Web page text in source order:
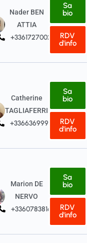
Nader BEN
ATTIA
+33617270026
Sa
bio
RDV
d'info
Catherine
TAGLIAFERRI
+33663699923
Sa
bio
RDV
d'info
Marion DE
NERVO
+33607838163
Sa
bio
RDV
d'info